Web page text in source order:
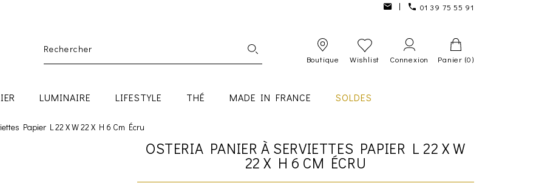
01 39 75 55 91
Boutique Wishlist Connexion Panier (0)
LUMINAIRE LIFESTYLE THÉ MADE IN FRANCE SOLDES
Papier L 22 X W 22 X H 6 Cm Écru
OSTERIA PANIER À SERVIETTES PAPIER L 22 X W
22 X H 6 CM ÉCRU